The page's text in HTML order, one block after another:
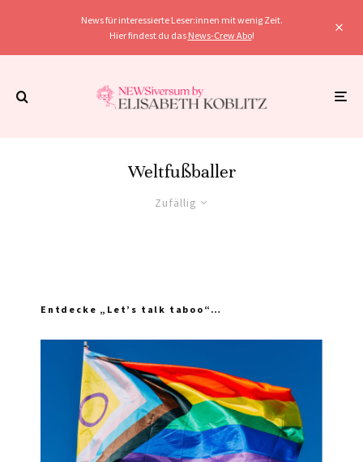
News für interessierte Leser:innen mit wenig Zeit.
Hier findest du das News-Crew Abo!
Weltfußballer
Zufällig
Entdecke „Let’s talk taboo“…